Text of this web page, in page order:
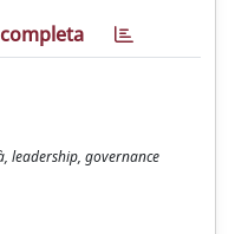
leadership, governance